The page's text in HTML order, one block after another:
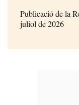
Publicació de la
juliol de 2026